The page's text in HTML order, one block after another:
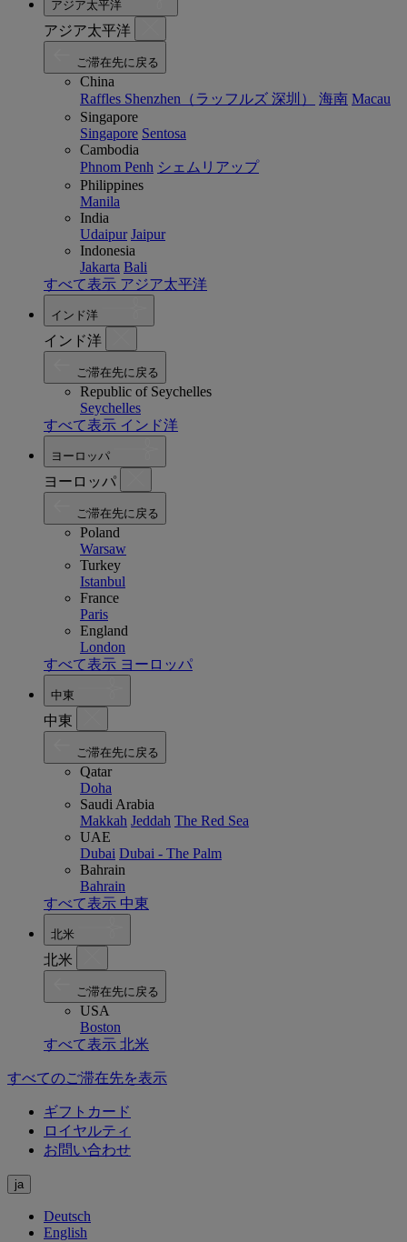
アジア太平洋
アジア太平洋
ご滞在先に戻る
China
Raffles Shenzhen（ラッフルズ 深圳）
海南 Macau
Singapore
Singapore Sentosa
Cambodia
Phnom Penh シェムリアップ
Philippines
Manila
India
Udaipur Jaipur
Indonesia
Jakarta Bali
すべて表示 アジア太平洋
インド洋
インド洋
ご滞在先に戻る
Republic of Seychelles
Seychelles
すべて表示 インド洋
ヨーロッパ
ヨーロッパ
ご滞在先に戻る
Poland
Warsaw
Turkey
Istanbul
France
Paris
England
London
すべて表示 ヨーロッパ
中東
中東
ご滞在先に戻る
Qatar
Doha
Saudi Arabia
Makkah Jeddah The Red Sea
UAE
Dubai Dubai - The Palm
Bahrain
Bahrain
すべて表示 中東
北米
北米
ご滞在先に戻る
USA
Boston
すべて表示 北米
すべてのご滞在先を表示
ギフトカード
ロイヤルティ
お問い合わせ
ja
Deutsch
English